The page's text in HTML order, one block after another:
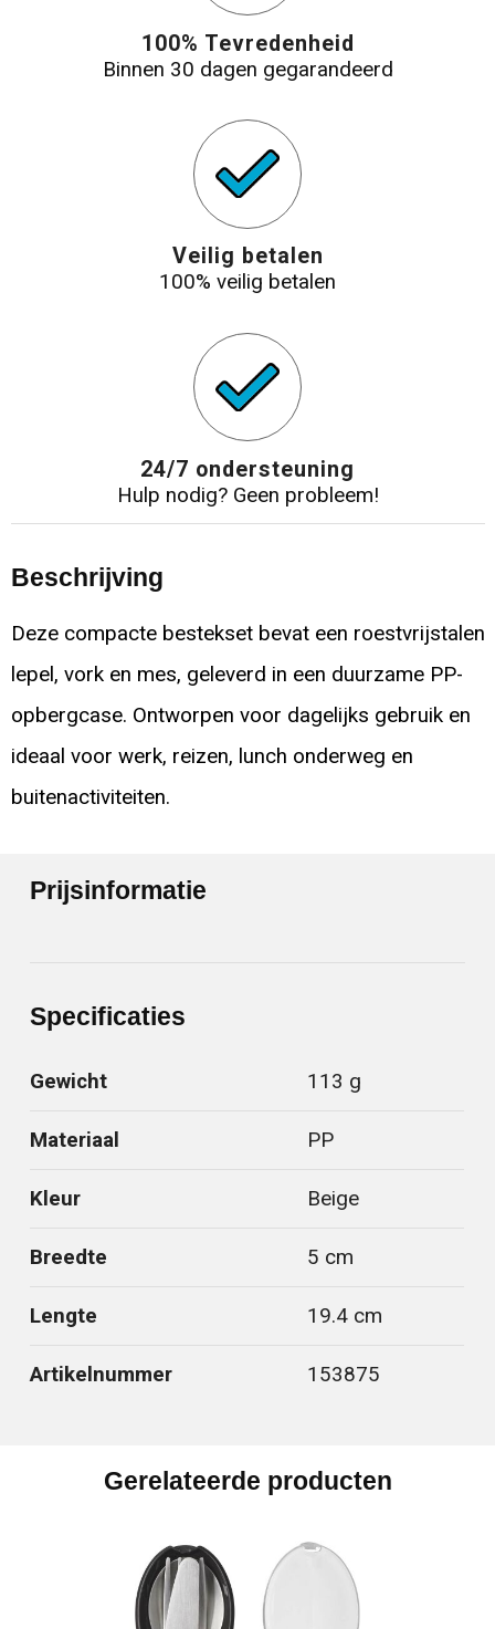
100% Tevredenheid
Binnen 30 dagen gegarandeerd
Veilig betalen
100% veilig betalen
24/7 ondersteuning
Hulp nodig? Geen probleem!
Beschrijving
Deze compacte bestekset bevat een roestvrijstalen
lepel, vork en mes, geleverd in een duurzame PP-
opbergcase. Ontworpen voor dagelijks gebruik en
ideaal voor werk, reizen, lunch onderweg en
buitenactiviteiten.
Prijsinformatie
Specificaties
Gewicht 113 g
Materiaal PP
Kleur Beige
Breedte 5 cm
Lengte 19.4 cm
Artikelnummer 153875
Gerelateerde producten